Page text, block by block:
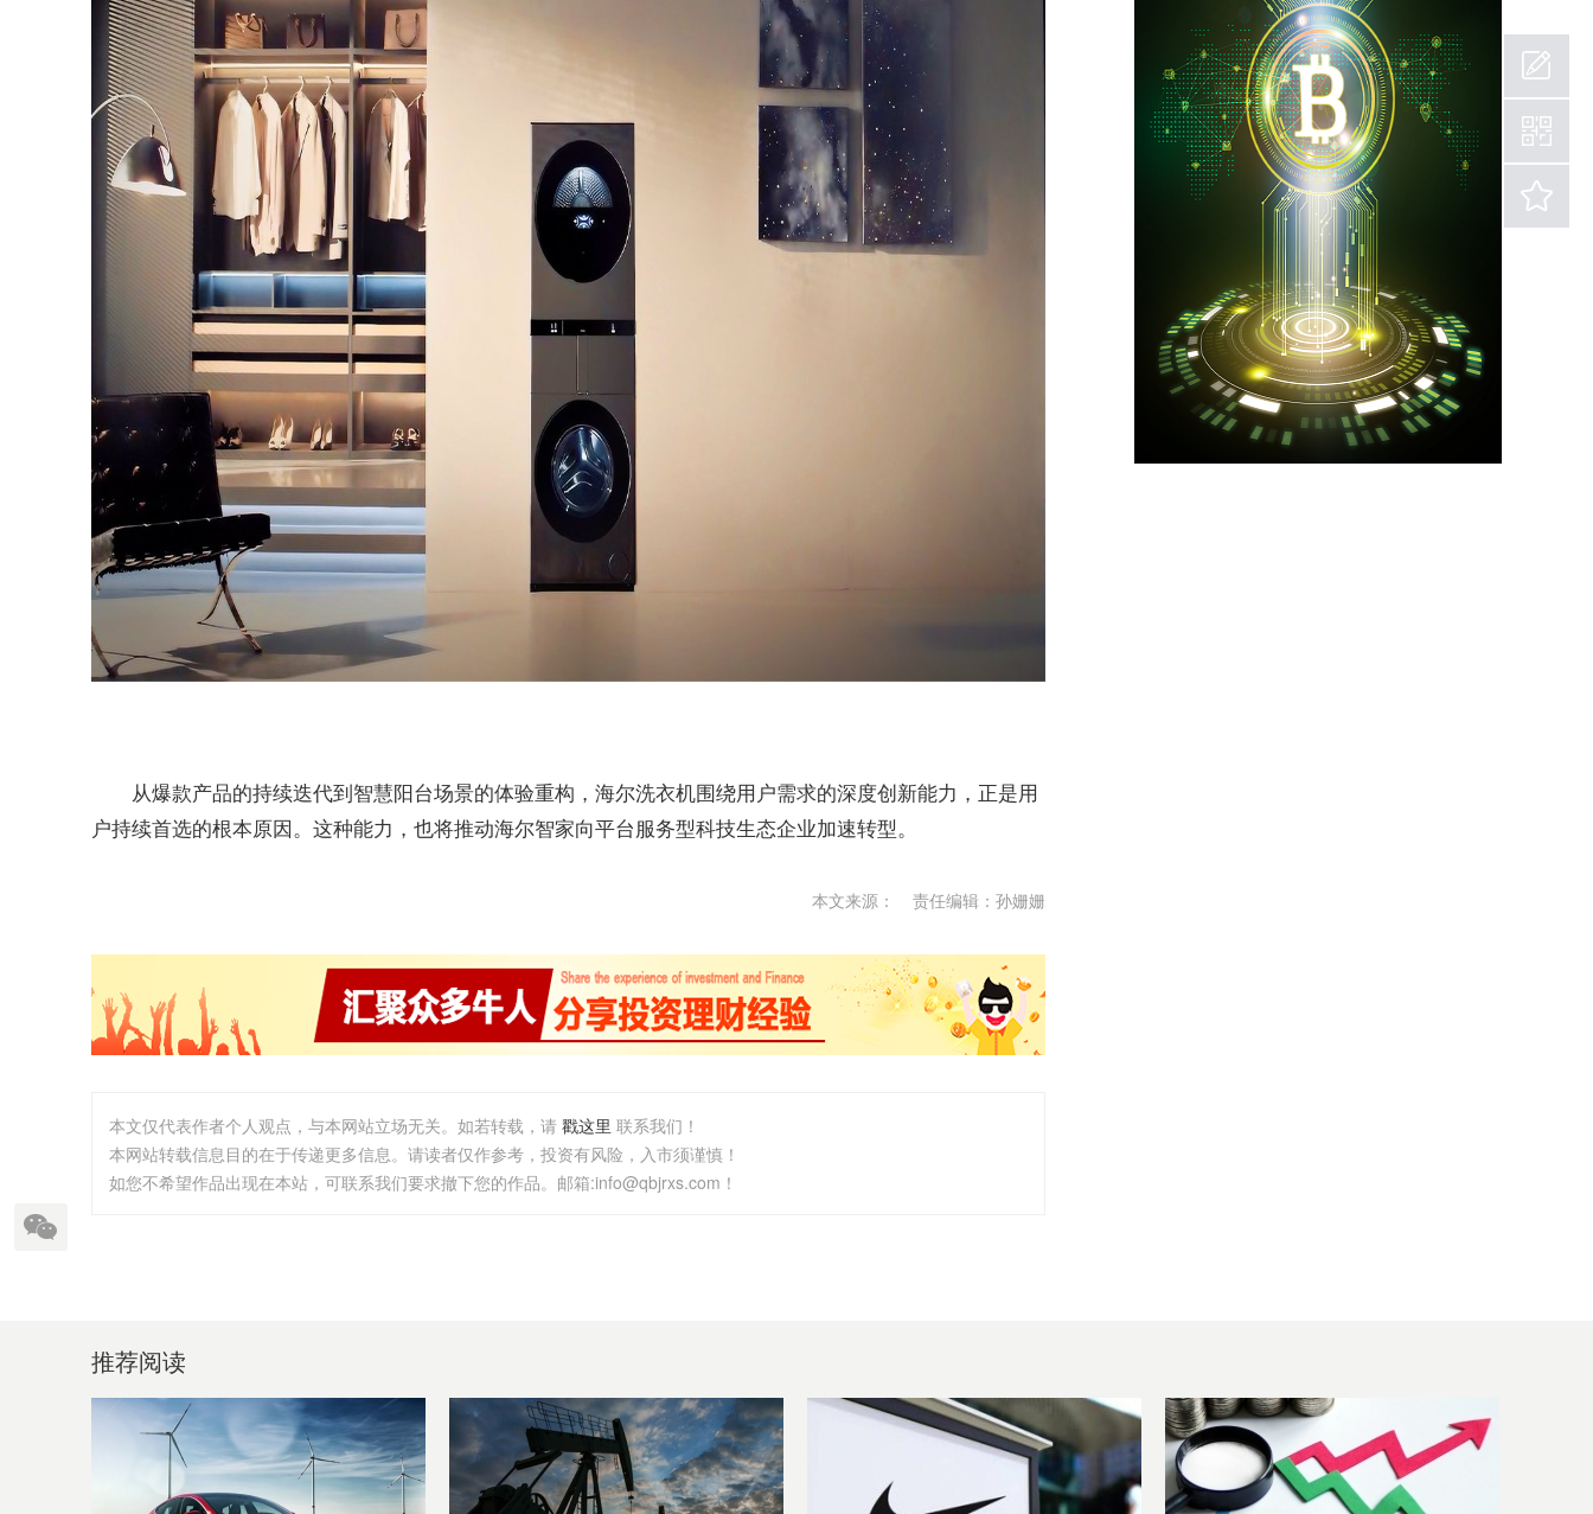
从爆款产品的持续迭代到智慧阳台场景的体验重构，海尔洗衣机围绕用户需求的深度创新能力，正是用
户持续首选的根本原因。这种能力，也将推动海尔智家向平台服务型科技生态企业加速转型。
本文来源： 责任编辑：孙姗姗
本文仅代表作者个人观点，与本网站立场无关。如若转载，请 戳这里 联系我们！
本网站转载信息目的在于传递更多信息。请读者仅作参考，投资有风险，入市须谨慎！
如您不希望作品出现在本站，可联系我们要求撤下您的作品。邮箱:info@qbjrxs.com！
推荐阅读